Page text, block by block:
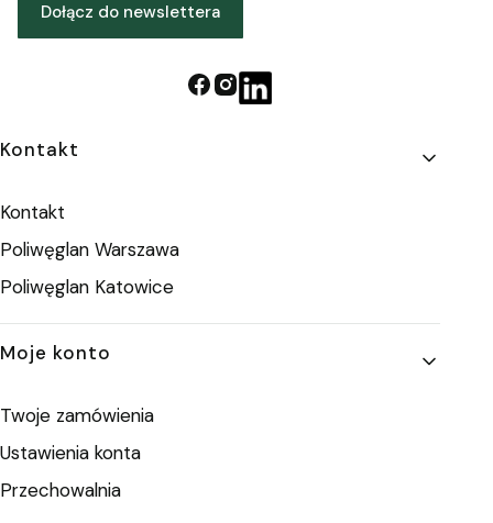
Dołącz do newslettera
Linki w stopce
Kontakt
Kontakt
Poliwęglan Warszawa
Poliwęglan Katowice
Moje konto
Twoje zamówienia
Ustawienia konta
Przechowalnia